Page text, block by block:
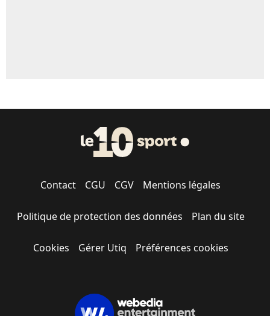
Contact CGU CGV Mentions légales
Politique de protection des données Plan du site
Cookies Gérer Utiq Préférences cookies